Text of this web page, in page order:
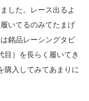
した。レース出るよ
いてるのみてたまげ
銘品レーシングタビ
目）を長らく履いてき
購入してみてあまりに